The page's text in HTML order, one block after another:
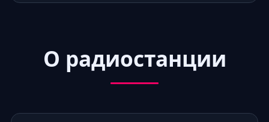
О радиостанции